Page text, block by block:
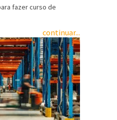
fazer curso de
continuar...